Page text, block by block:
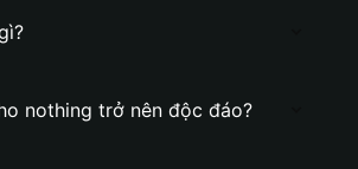
nothing trở nên độc đáo?